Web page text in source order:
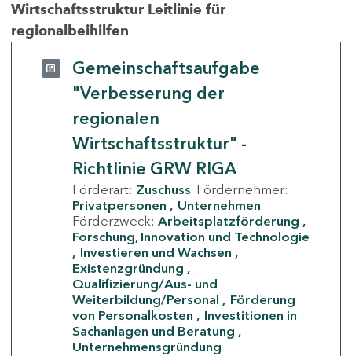
Wirtschaftsstruktur Leitlinie für
regionalbeihilfen
Gemeinschaftsaufgabe
"Verbesserung der
regionalen
Wirtschaftsstruktur" -
Richtlinie GRW RIGA
Förderart: Zuschuss Fördernehmer:
Privatpersonen
Unternehmen
Förderzweck: Arbeitsplatzförderung
Forschung, Innovation und Technologie
Investieren und Wachsen
Existenzgründung
Qualifizierung/Aus- und
Weiterbildung/Personal
Förderung
von Personalkosten
Investitionen in
Sachanlagen und Beratung
Unternehmensgründung